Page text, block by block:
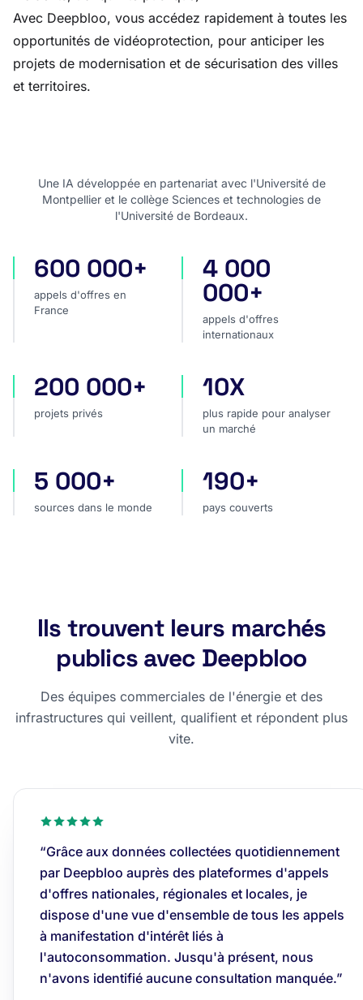
Avec Deepbloo, vous accédez rapidement à toutes les
opportunités de vidéoprotection, pour anticiper les
projets de modernisation et de sécurisation des villes
et territoires.
Une IA développée en partenariat avec l'Université de
Montpellier et le collège Sciences et technologies de
l'Université de Bordeaux.
appels d'offres en France
600 000+
appels d'offres en
France
appels d'offres
4 000
000+
appels d'offres
internationaux
projets privés
200 000+
projets privés
plus rapide pour analyser
10X
plus rapide pour analyser
un marché
sources dans le monde
5 000+
sources dans le monde
pays couverts
190+
pays couverts
Ils trouvent leurs marchés
publics avec Deepbloo
Des équipes commerciales de l'énergie et des
infrastructures qui veillent, qualifient et répondent plus
vite.
“Grâce aux données collectées quotidiennement
par Deepbloo auprès des plateformes d'appels
d'offres nationales, régionales et locales, je
dispose d'une vue d'ensemble de tous les appels
à manifestation d'intérêt liés à
l'autoconsommation. Jusqu'à présent, nous
n'avons identifié aucune consultation manquée.”